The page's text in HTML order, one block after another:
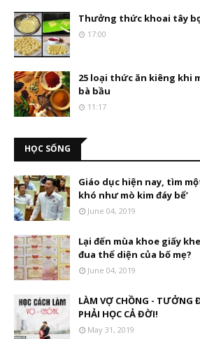
Thưởng thức khoai tây
17:00
25 loại thức ăn kiêng khi
bà bầu
11:17
HỌC SỐNG
Giáo dục hiện nay, tìm
khó như mò kim đáy bể’
June 04, 2019
Lại đến mùa khoe giấy
đua thể diện của bố mẹ?
June 04, 2019
LÀM VỢ CHỒNG - TƯỞNG
PHẢI HỌC CẢ ĐỜI!
May 31, 2019